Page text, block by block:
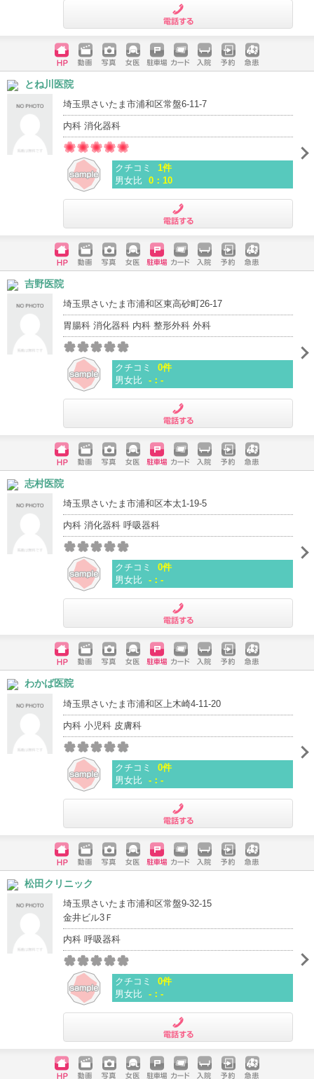
ホームペ
ージ
動画 写真 女医 駐車場
クレジッ
入院 予約 急患
とね川医院
埼玉県さいたま市浦和区常盤6-11-7
内科 消化器科
クチコミ
1件
男女比 0：10
ホームペ
ージ
動画 写真 女医 駐車場
クレジッ
入院 予約 急患
吉野医院
埼玉県さいたま市浦和区東高砂町26-17
胃腸科 消化器科 内科 整形外科 外科
クチコミ
0件
男女比 -：-
ホームペ
ージ
動画 写真 女医 駐車場
クレジッ
入院 予約 急患
志村医院
埼玉県さいたま市浦和区本太1-19-5
内科 消化器科 呼吸器科
クチコミ
0件
男女比 -：-
ホームペ
ージ
動画 写真 女医 駐車場
クレジッ
入院 予約 急患
わかば医院
埼玉県さいたま市浦和区上木崎4-11-20
内科 小児科 皮膚科
クチコミ
0件
男女比 -：-
ホームペ
ージ
動画 写真 女医 駐車場
クレジッ
入院 予約 急患
松田クリニック
埼玉県さいたま市浦和区常盤9-32-15
金井ビル3Ｆ
内科 呼吸器科
クチコミ
0件
男女比 -：-